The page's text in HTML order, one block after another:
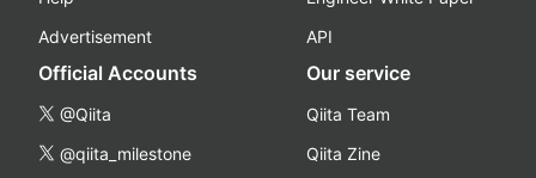
Advertisement
API
Official Accounts
@Qiita
@qiita_milestone
Our service
Qiita Team
Qiita Zine